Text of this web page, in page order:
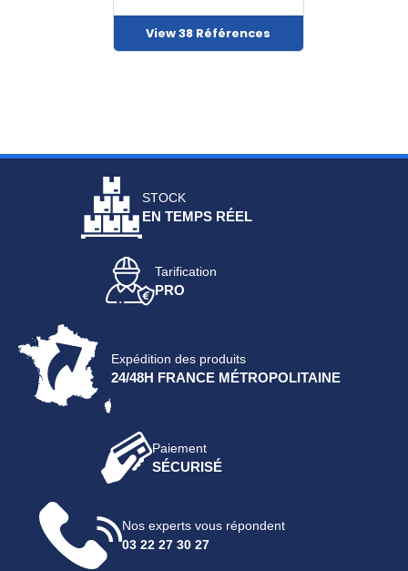
View 38 Références
STOCK
EN TEMPS RÉEL
Tarification
PRO
Expédition des produits
24/48H FRANCE MÉTROPOLITAINE
Paiement
SÉCURISÉ
Nos experts vous répondent
03 22 27 30 27